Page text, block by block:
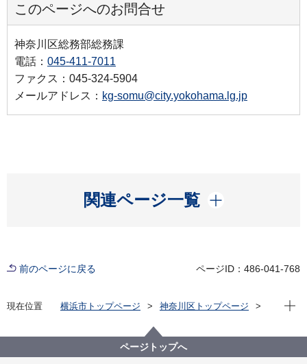
このページへのお問合せ
神奈川区総務部総務課
電話： 045-411-7011
ファクス：045-324-5904
メールアドレス： kg-somu@city.yokohama.lg.jp
関連ページ一覧
開く
前のページに戻る ページID：486-041-768
現在位置 横浜市トップページ
神奈川区トップページ
令和８年度 神奈川区予算
現在
ページトップへ